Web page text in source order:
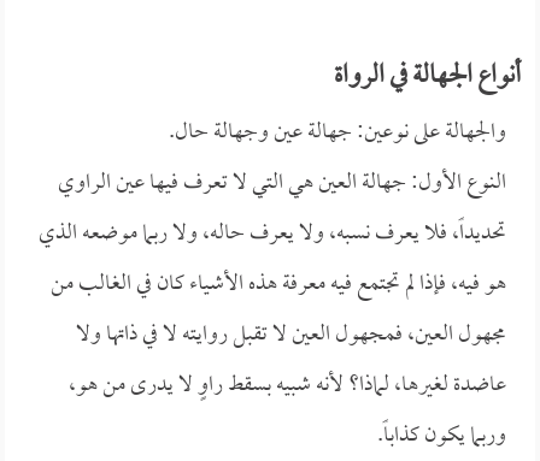
أنواع الجهالة في الرواة
والجهالة على نوعين: جهالة عين وجهالة حال.
النوع الأول: جهالة العين هي التي لا تعرف فيها عين الراوي
تحديداً، فلا يعرف نسبه، ولا يعرف حاله، ولا ربما موضعه الذي
هو فيه، فإذا لم تجتمع فيه معرفة هذه الأشياء كان في الغالب من
مجهول العين، فمجهول العين لا تقبل روايته لا في ذاتها ولا
عاضدة لغيرها، لماذا؟ لأنه شبيه بسقط راوٍ لا يدرى من هو،
وربما يكون كذاباً.